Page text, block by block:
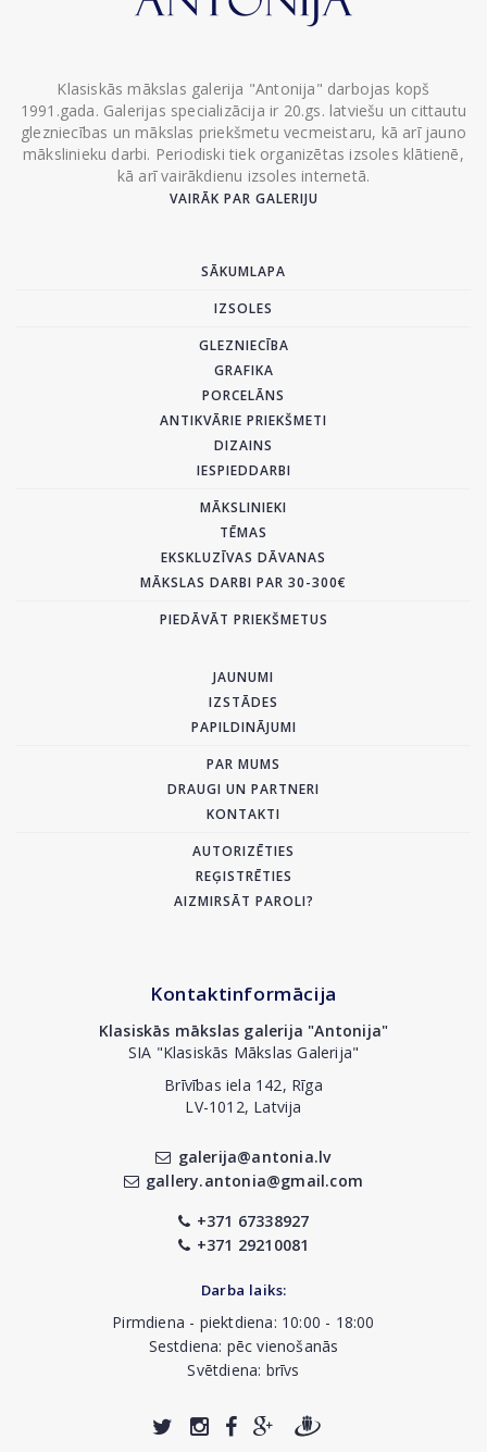
Klasiskās mākslas galerija "Antonija" darbojas kopš
1991.gada. Galerijas specializācija ir 20.gs. latviešu un cittautu
glezniecības un mākslas priekšmetu vecmeistaru, kā arī jauno
mākslinieku darbi. Periodiski tiek organizētas izsoles klātienē,
kā arī vairākdienu izsoles internetā.
VAIRĀK PAR GALERIJU
SĀKUMLAPA
IZSOLES
GLEZNIECĪBA
GRAFIKA
PORCELĀNS
ANTIKVĀRIE PRIEKŠMETI
DIZAINS
IESPIEDDARBI
MĀKSLINIEKI
TĒMAS
EKSKLUZĪVAS DĀVANAS
MĀKSLAS DARBI PAR 30-300€
PIEDĀVĀT PRIEKŠMETUS
JAUNUMI
IZSTĀDES
PAPILDINĀJUMI
PAR MUMS
DRAUGI UN PARTNERI
KONTAKTI
AUTORIZĒTIES
REĢISTRĒTIES
AIZMIRSĀT PAROLI?
Kontaktinformācija
Klasiskās mākslas galerija "Antonija"
SIA "Klasiskās Mākslas Galerija"
Brīvības iela 142, Rīga
LV-1012, Latvija
galerija@antonia.lv
gallery.antonia@gmail.com
+371 67338927
+371 29210081
Darba laiks:
Pirmdiena - piektdiena: 10:00 - 18:00
Sestdiena: pēc vienošanās
Svētdiena: brīvs